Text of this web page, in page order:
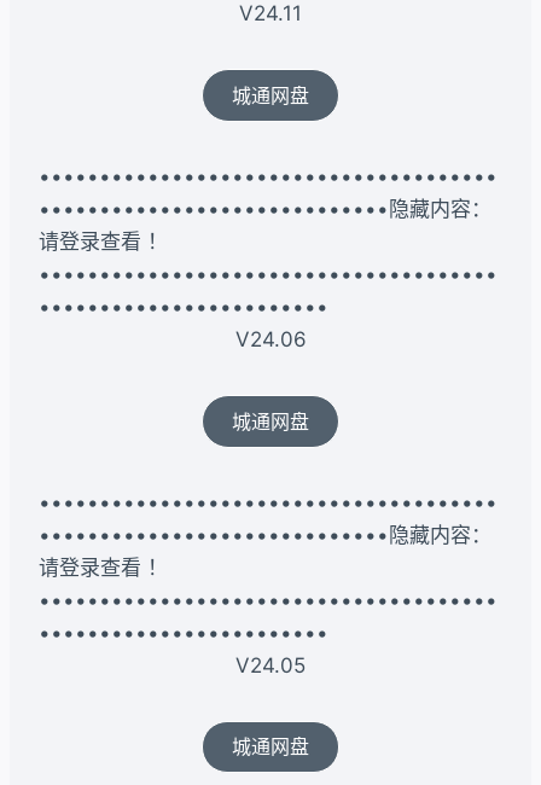
V24.11
城通网盘
••••••••••••••••••••••••••••••••••••••
•••••••••••••••••••••••••••••隐藏内容：
请登录查看 ！
••••••••••••••••••••••••••••••••••••••
••••••••••••••••••••••••
V24.06
城通网盘
••••••••••••••••••••••••••••••••••••••
•••••••••••••••••••••••••••••隐藏内容：
请登录查看 ！
••••••••••••••••••••••••••••••••••••••
••••••••••••••••••••••••
V24.05
城通网盘